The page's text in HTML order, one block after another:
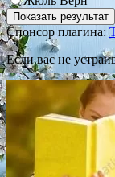
Спонсор плагина:
Если вас не